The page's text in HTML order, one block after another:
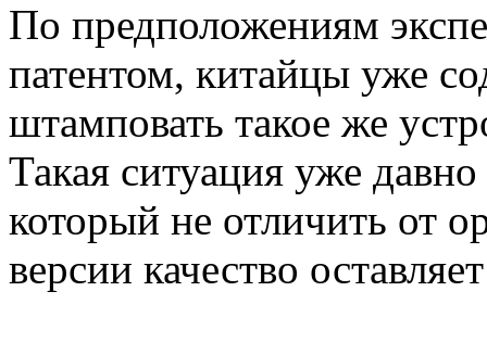
По предположениям
патентом, китайцы уже
штамповать такое же
Такая ситуация уже
который не отличить от
версии качество